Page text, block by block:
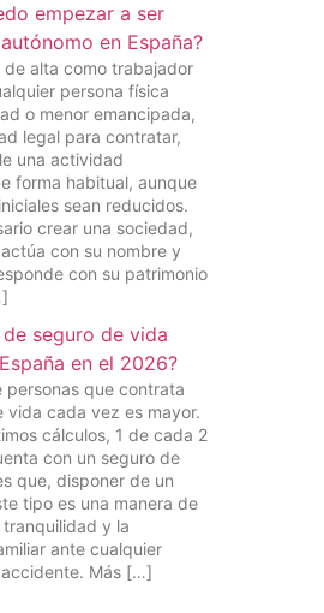
empezar a ser
en España?
de alta como trabajador
persona física
o menor emancipada,
legal para contratar,
una actividad
forma habitual, aunque
sean reducidos.
crear una sociedad,
con su nombre y
con su patrimonio
seguro de vida
en el 2026?
personas que contrata
vida cada vez es mayor.
cálculos, 1 de cada 2
con un seguro de
que, disponer de un
tipo es una manera de
y la
ante cualquier
Más […]